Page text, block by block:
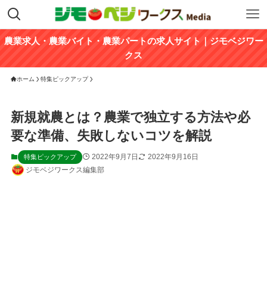
農業求人・農業バイト・農業パートの求人サイト｜ジモベジワー
クス
ホーム 特集ピックアップ
新規就農とは？農業で独立する方法や必
要な準備、失敗しないコツを解説
特集ピックアップ 2022年9月7日
2022年9月16日
ジモベジワークス編集部